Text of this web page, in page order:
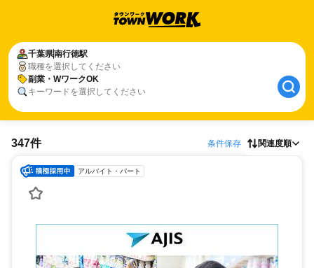
千葉県南行徳駅
職種を選択してください
副業・WワークOK
キーワードを選択してください
347件 条件保存 関連度順
アルバイト・パート